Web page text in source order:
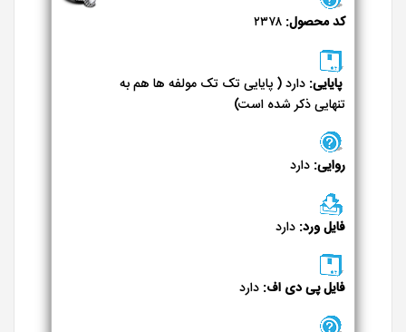
کد محصول: ۲۳۷۸
پایایی: دارد ( پایایی تک تک مولفه ها هم به
تنهایی ذکر شده است)
روایی: دارد
فایل ورد: دارد
فایل پی دی اف: دارد